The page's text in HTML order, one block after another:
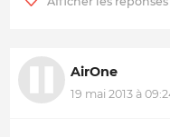
AirOne
19 mai 2013 à